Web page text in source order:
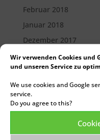
Wir verwenden Cookies und
und unseren Service zu
We use cookies and Google
service.
Do you agree to this?
Februar 2018
Januar 2018
Dezember 2017
Oktober 2017
September 2017
August 2017
Juli 2017
Mai 2017